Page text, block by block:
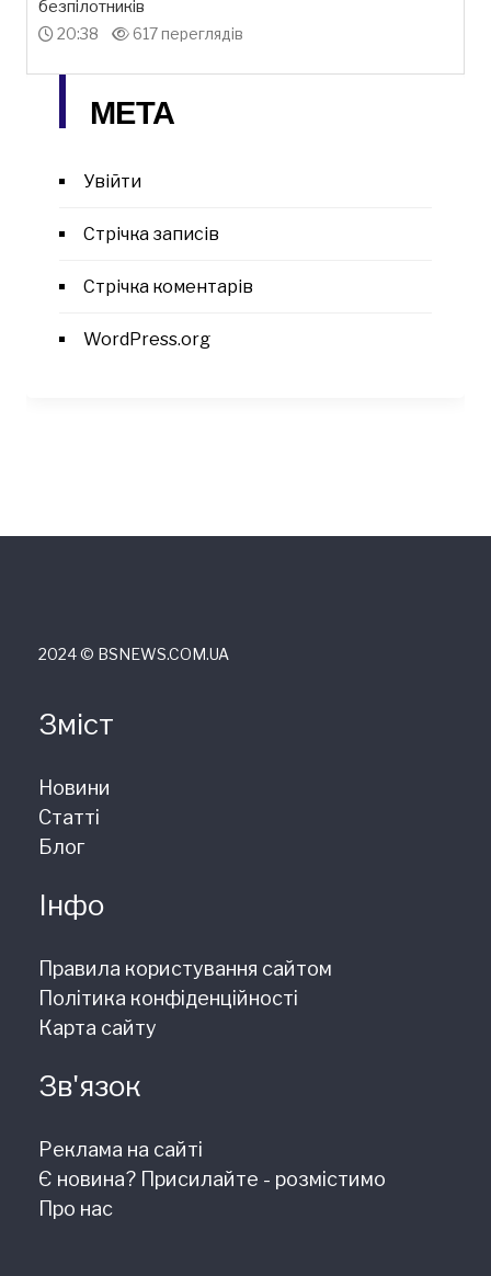
безпілотників
20:38 617 переглядів
МЕТА
Увійти
Стрічка записів
Стрічка коментарів
WordPress.org
2024 © ВSNEWS.COM.UA
Зміст
Новини
Статті
Блог
Інфо
Правила користування сайтом
Політика конфіденційності
Карта сайту
Зв'язок
Реклама на сайті
Є новина? Присилайте - розмістимо
Про нас